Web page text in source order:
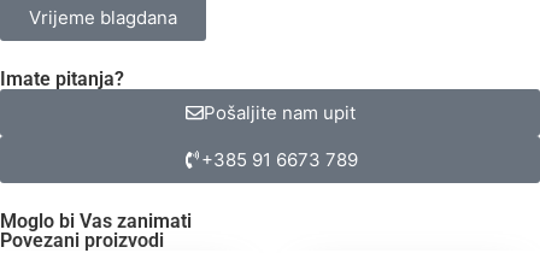
Vrijeme blagdana
Imate pitanja?
Pošaljite nam upit
+385 91 6673 789
Moglo bi Vas zanimati
Povezani proizvodi